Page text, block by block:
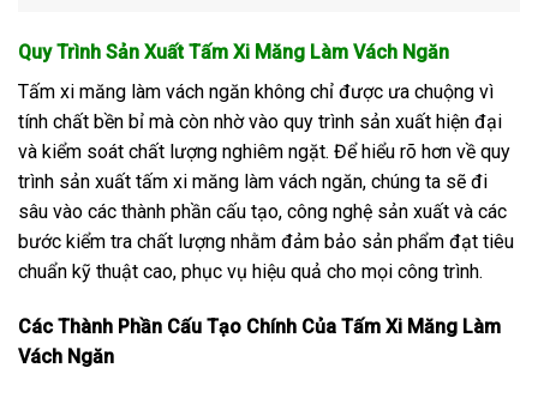
Quy Trình Sản Xuất Tấm Xi Măng Làm Vách Ngăn
Tấm xi măng làm vách ngăn không chỉ được ưa chuộng vì
tính chất bền bỉ mà còn nhờ vào quy trình sản xuất hiện đại
và kiểm soát chất lượng nghiêm ngặt. Để hiểu rõ hơn về quy
trình sản xuất tấm xi măng làm vách ngăn, chúng ta sẽ đi
sâu vào các thành phần cấu tạo, công nghệ sản xuất và các
bước kiểm tra chất lượng nhằm đảm bảo sản phẩm đạt tiêu
chuẩn kỹ thuật cao, phục vụ hiệu quả cho mọi công trình.
Các Thành Phần Cấu Tạo Chính Của Tấm Xi Măng Làm
Vách Ngăn